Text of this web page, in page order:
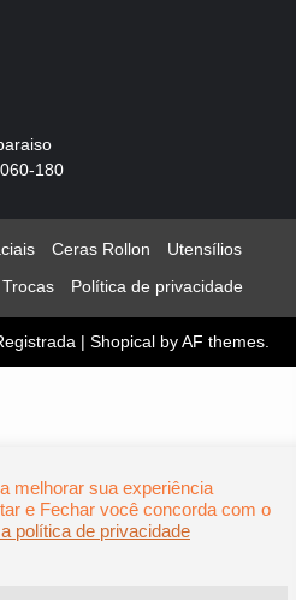
180
Ceras Rollon
Utensílios
Política de privacidade
| Shopical by AF themes.
melhorar sua experiência
e Fechar você concorda com o
política de privacidade